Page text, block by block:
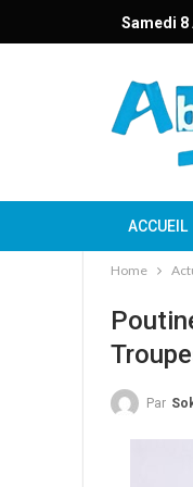
Samedi 8
ACCUEIL
Home
Par